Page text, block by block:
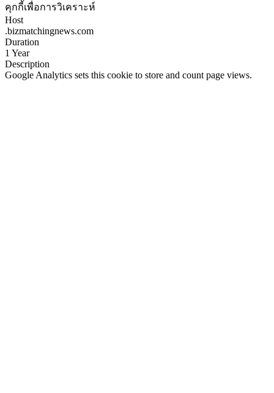
คุกกี้เพื่อการวิเคราะห์
Host
.bizmatchingnews.com
Duration
1 Year
Description
Google Analytics sets this cookie to store and count page views.